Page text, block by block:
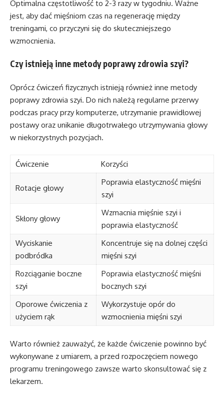
Optimalna częstotliwość to 2-3 razy w tygodniu. Ważne
jest, aby dać mięśniom czas na regenerację między
treningami, co przyczyni się do skuteczniejszego
wzmocnienia.
Czy istnieją inne metody poprawy zdrowia szyi?
Oprócz ćwiczeń fizycznych istnieją również inne metody
poprawy zdrowia szyi. Do nich należą regularne przerwy
podczas pracy przy komputerze, utrzymanie prawidłowej
postawy oraz unikanie długotrwałego utrzymywania głowy
w niekorzystnych pozycjach.
Ćwiczenie Korzyści
Rotacje głowy
Poprawia elastyczność mięśni
szyi
Skłony głowy
Wzmacnia mięśnie szyi i
poprawia elastyczność
Wyciskanie
podbródka
Koncentruje się na dolnej części
mięśni szyi
Rozciąganie boczne
szyi
Poprawia elastyczność mięśni
bocznych szyi
Oporowe ćwiczenia z
użyciem rąk
Wykorzystuje opór do
wzmocnienia mięśni szyi
Warto również zauważyć, że każde ćwiczenie powinno być
wykonywane z umiarem, a przed rozpoczęciem nowego
programu treningowego zawsze warto skonsultować się z
lekarzem.